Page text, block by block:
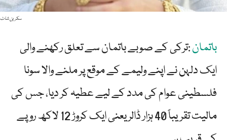
سکرین شاٹ
باتمان:ترکی کے صوبے باتمان سے تعلق رکھنے والی
ایک دلہن نے اپنے ولیمے کے موقع پر ملنے والا سونا
فلسطینی عوام کی مدد کے لیے عطیہ کر دیا، جس کی
مالیت تقریباً 40 ہزار ڈالر یعنی ایک کروڑ 12 لاکھ روپے